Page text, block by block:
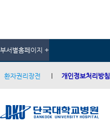
부서별홈페이지 +
환자권리장전 개인정보처리방침